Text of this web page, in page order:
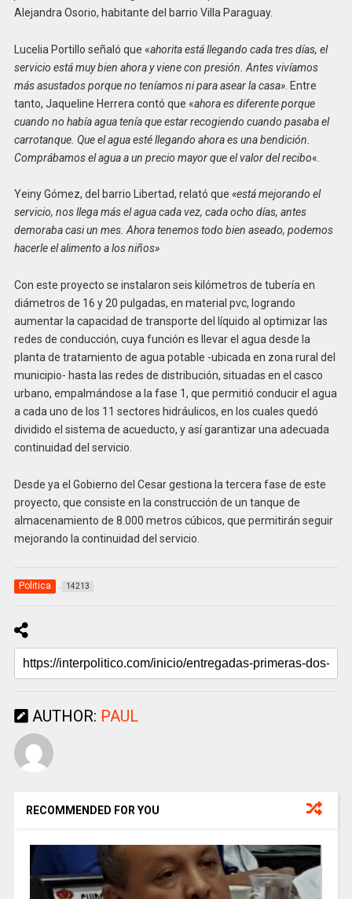
Alejandra Osorio, habitante del barrio Villa Paraguay.
Lucelia Portillo señaló que «ahorita está llegando cada tres días, el
servicio está muy bien ahora y viene con presión. Antes vivíamos
más asustados porque no teníamos ni para asear la casa». Entre
tanto, Jaqueline Herrera contó que «ahora es diferente porque
cuando no había agua tenía que estar recogiendo cuando pasaba el
carrotanque. Que el agua esté llegando ahora es una bendición.
Comprábamos el agua a un precio mayor que el valor del recibo«.
Yeiny Gómez, del barrio Libertad, relató que «está mejorando el
servicio, nos llega más el agua cada vez, cada ocho días, antes
demoraba casi un mes. Ahora tenemos todo bien aseado, podemos
hacerle el alimento a los niños»
Con este proyecto se instalaron seis kilómetros de tubería en
diámetros de 16 y 20 pulgadas, en material pvc, logrando
aumentar la capacidad de transporte del líquido al optimizar las
redes de conducción, cuya función es llevar el agua desde la
planta de tratamiento de agua potable -ubicada en zona rural del
municipio- hasta las redes de distribución, situadas en el casco
urbano, empalmándose a la fase 1, que permitió conducir el agua
a cada uno de los 11 sectores hidráulicos, en los cuales quedó
dividido el sistema de acueducto, y así garantizar una adecuada
continuidad del servicio.
Desde ya el Gobierno del Cesar gestiona la tercera fase de este
proyecto, que consiste en la construcción de un tanque de
almacenamiento de 8.000 metros cúbicos, que permitirán seguir
mejorando la continuidad del servicio.
Politica 14213
AUTHOR: PAUL
RECOMMENDED FOR YOU